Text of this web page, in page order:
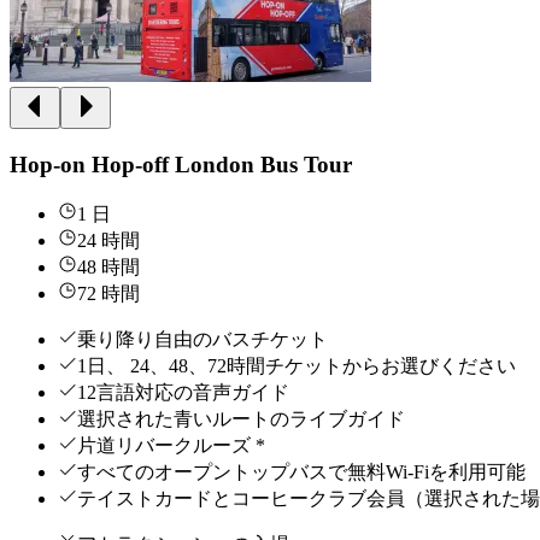
Hop-on Hop-off London Bus Tour
1 日
24 時間
48 時間
72 時間
乗り降り自由のバスチケット
1日、 24、48、72時間チケットからお選びください
12言語対応の音声ガイド
選択された青いルートのライブガイド
片道リバークルーズ *
すべてのオープントップバスで無料Wi-Fiを利用可能
テイストカードとコーヒークラブ会員（選択された